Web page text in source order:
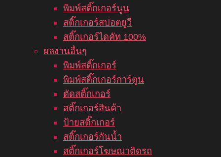
พิมพ์สติ๊กเกอร์นูน
สติ๊กเกอร์สปอตยูวี
สติ๊กเกอร์ไดคัท 100%
ผลงานอื่นๆ
พิมพ์สติ๊กเกอร์
พิมพ์สติ๊กเกอร์การ์ตูน
ตัดสติ๊กเกอร์
สติ๊กเกอร์สินค้า
ป้ายสติ๊กเกอร์
สติ๊กเกอร์กันน้ำ
สติ๊กเกอร์โฆษณาติดรถ